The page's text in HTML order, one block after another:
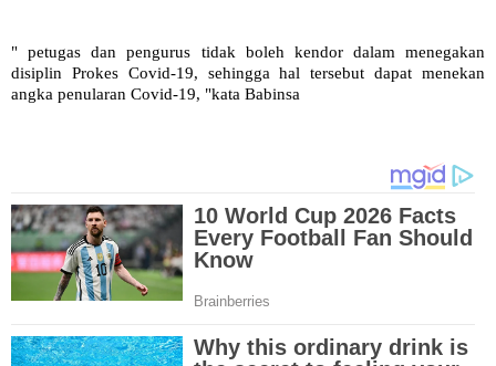
" petugas dan pengurus tidak boleh kendor dalam menegakan
disiplin Prokes Covid-19, sehingga hal tersebut dapat menekan
angka penularan Covid-19, "kata Babinsa